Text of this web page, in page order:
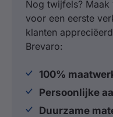
Nog twijfels?
voor een eerste
klanten
Brevaro:
100%
Persoonlijke
Duurzame